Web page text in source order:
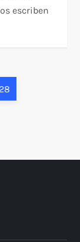
escriben
Page
28